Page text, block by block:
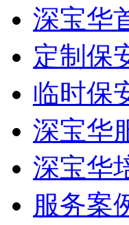
深宝华
定制保
临时保
深宝华
深宝华
服务案